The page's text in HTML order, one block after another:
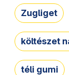
Zugliget
költészet
téli gumi